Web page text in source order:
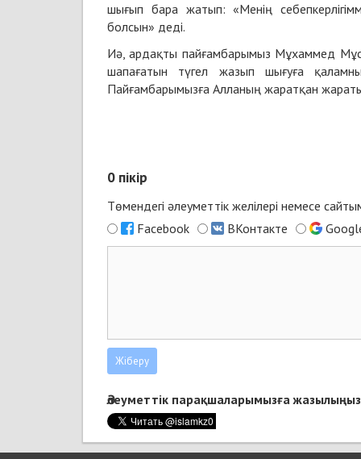
шығып бара жатып: «Менің
болсын» деді.
Иә, ардақты пайғамбарымыз Мұхаммед
шапағатын түгел жазып шығуға
Пайғамбарымызға Алланың жаратқан
0 пікір
Төмендегі әлеуметтік желілері немесе
Facebook
ВКонтакте
Әлеуметтік парақшаларымызға